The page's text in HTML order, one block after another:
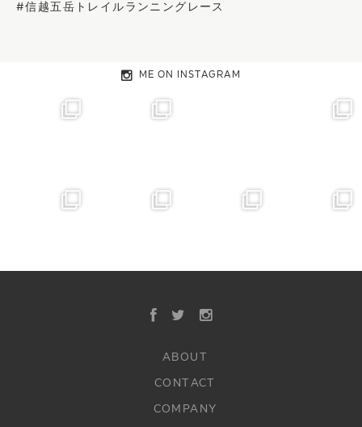
#信越五岳トレイルランニングレース
ME ON INSTAGRAM
ABOUT
CONTACT
COMPANY